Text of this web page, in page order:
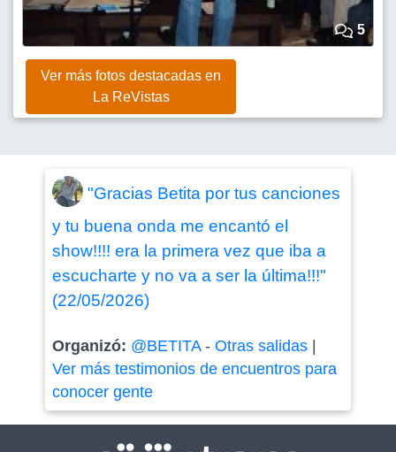
5
Ver más fotos destacadas en
La ReVistas
"Gracias Betita por tus canciones
y tu buena onda me encantó el
show!!!! era la primera vez que iba a
escucharte y no va a ser la última!!!"
(22/05/2026)
Organizó: @BETITA- Otras salidas|
Ver más testimonios de encuentros para
conocer gente